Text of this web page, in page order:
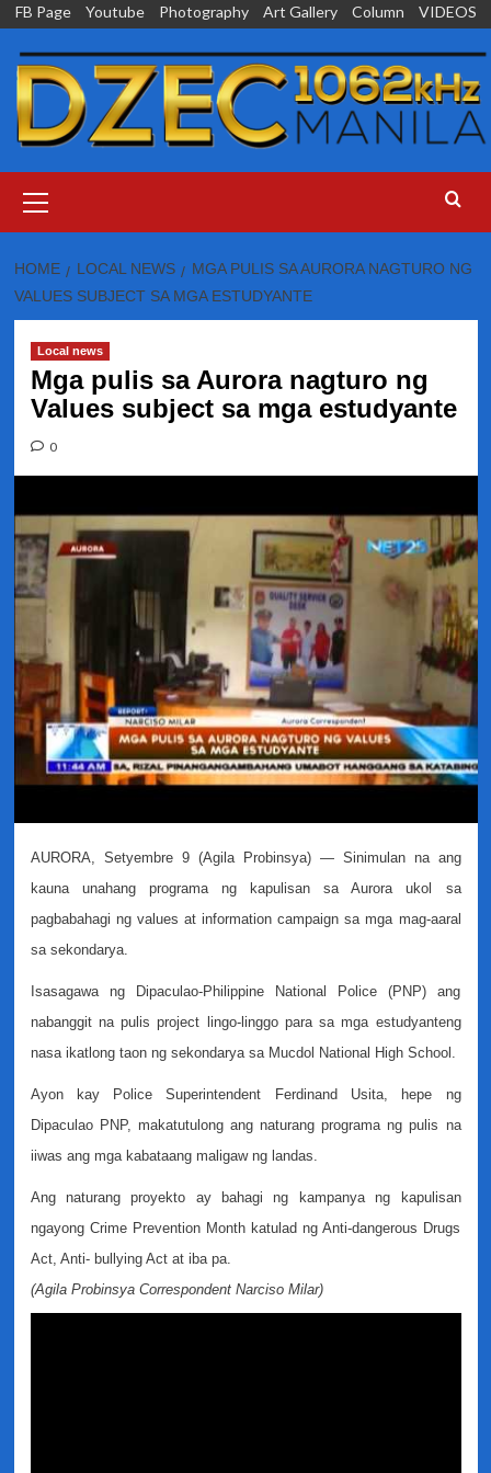
Skip
content
FB Page Youtube Photography Art Gallery Column VIDEOS
Menu
HOME LOCAL NEWS
MGA PULIS SA AURORA NAGTURO NG
VALUES SUBJECT SA MGA ESTUDYANTE
Local news
Mga pulis sa Aurora nagturo ng
Values subject sa mga estudyante
0
AURORA, Setyembre 9 (Agila Probinsya) — Sinimulan na ang
kauna unahang programa ng kapulisan sa Aurora ukol sa
pagbabahagi ng values at information campaign sa mga mag-aaral
sa sekondarya.
Isasagawa ng Dipaculao-Philippine National Police (PNP) ang
nabanggit na pulis project lingo-linggo para sa mga estudyanteng
nasa ikatlong taon ng sekondarya sa Mucdol National High School.
Ayon kay Police Superintendent Ferdinand Usita, hepe ng
Dipaculao PNP, makatutulong ang naturang programa ng pulis na
iiwas ang mga kabataang maligaw ng landas.
Ang naturang proyekto ay bahagi ng kampanya ng kapulisan
ngayong Crime Prevention Month katulad ng Anti-dangerous Drugs
Act, Anti- bullying Act at iba pa.
(Agila Probinsya Correspondent Narciso Milar)